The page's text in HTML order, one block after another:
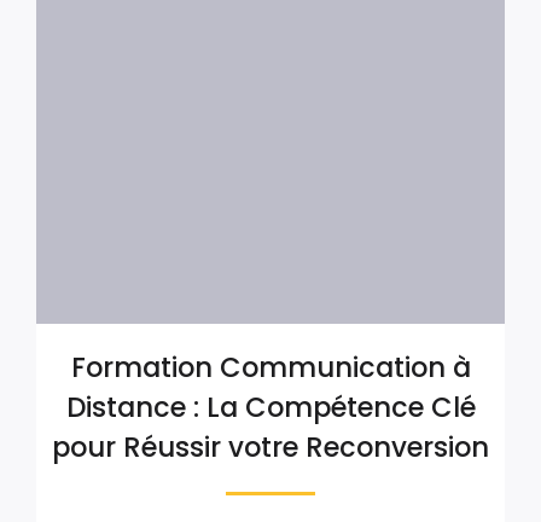
Formation Communication à
Distance : La Compétence Clé
pour Réussir votre Reconversion